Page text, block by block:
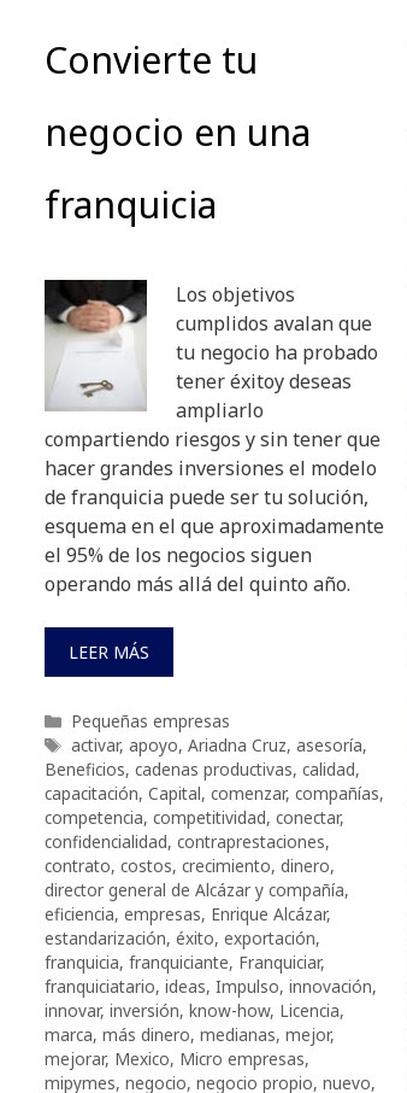
Convierte tu
negocio en una
franquicia
Los objetivos
cumplidos avalan que
tu negocio ha probado
tener éxitoy deseas
ampliarlo
compartiendo riesgos y sin tener que
hacer grandes inversiones el modelo
de franquicia puede ser tu solución,
esquema en el que aproximadamente
el 95% de los negocios siguen
operando más allá del quinto año.
LEER MÁS
Categorías
Pequeñas empresas
Etiquetas
activar, apoyo, Ariadna Cruz, asesoría,
Beneficios, cadenas productivas, calidad,
capacitación, Capital, comenzar, compañías,
competencia, competitividad, conectar,
confidencialidad, contraprestaciones,
contrato, costos, crecimiento, dinero,
director general de Alcázar y compañía,
eficiencia, empresas, Enrique Alcázar,
estandarización, éxito, exportación,
franquicia, franquiciante, Franquiciar,
franquiciatario, ideas, Impulso, innovación,
innovar, inversión, know-how, Licencia,
marca, más dinero, medianas, mejor,
mejorar, Mexico, Micro empresas,
mipymes, negocio, negocio propio, nuevo,